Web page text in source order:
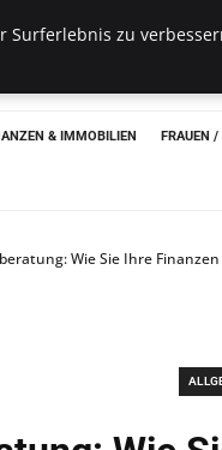
& IMMOBILIEN FRAUEN /
Wie Sie Ihre
Surferlebnis zu